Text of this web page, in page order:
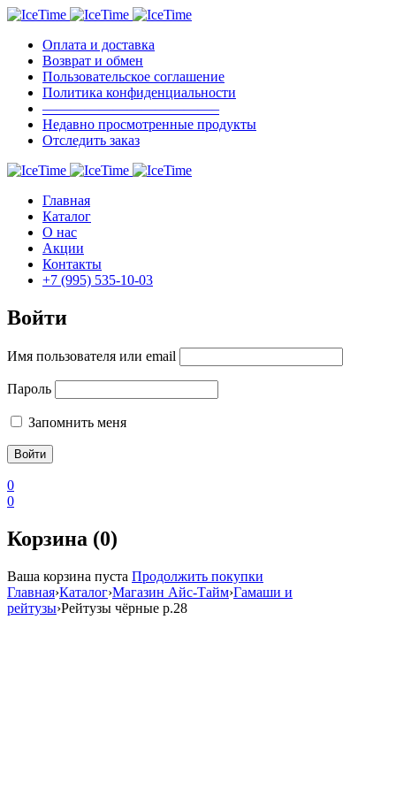
Оплата и доставка
Возврат и обмен
Пользовательское соглашение
Политика конфиденциальности
————————————–
Недавно просмотренные продукты
Отследить заказ
Главная
Каталог
О нас
Акции
Контакты
+7 (995) 535-10-03
Войти
Имя пользователя или email
Пароль
Запомнить меня
0
0
Корзина (0)
Ваша корзина пуста Продолжить покупки
Главная›Каталог›Магазин Айс-Тайм›Гамаши и
рейтузы›Рейтузы чёрные р.28